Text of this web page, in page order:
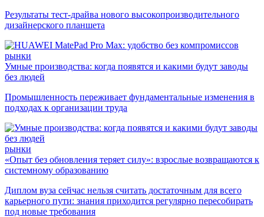
Результаты тест-драйва нового высокопроизводительного
дизайнерского планшета
рынки
Умные производства: когда появятся и какими будут заводы
без людей
Промышленность переживает фундаментальные изменения в
подходах к организации труда
рынки
«Опыт без обновления теряет силу»: взрослые возвращаются к
системному образованию
Диплом вуза сейчас нельзя считать достаточным для всего
карьерного пути: знания приходится регулярно пересобирать
под новые требования